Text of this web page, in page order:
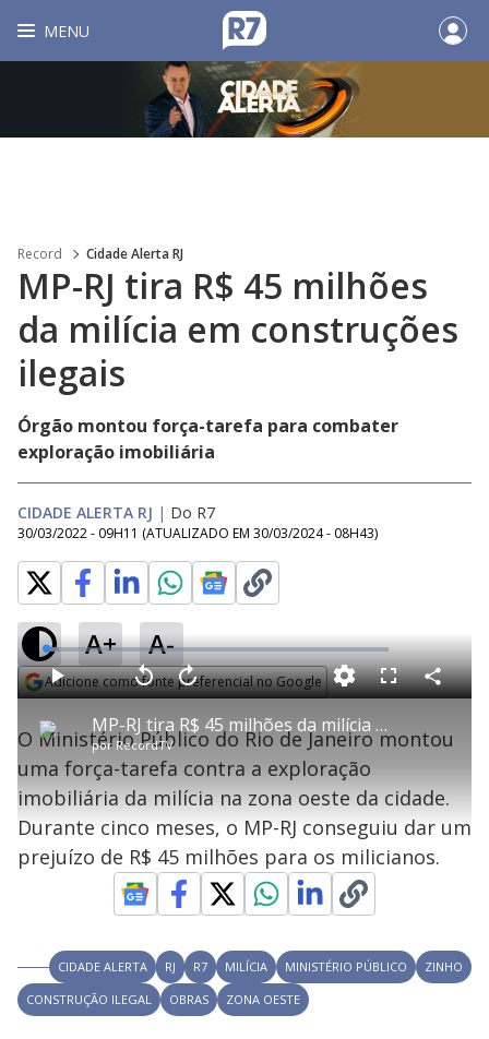
MENU
Record Cidade Alerta RJ
MP-RJ tira R$ 45 milhões
da milícia em construções
ilegais
Órgão montou força-tarefa para combater
exploração imobiliária
CIDADE ALERTA RJ | Do R7
30/03/2022 - 09H11 (ATUALIZADO EM 30/03/2024 - 08H43)
A+ A-
Adicione como fonte preferencial no Google
P
l
a
y
V
MP-RJ tira R$ 45 milhões da milícia em construções ilegais
por RecordTV
P V
t
a
r
0
e
g
n
d
o
s
A
a
n
ç
a
1
s
e
u
n
o
s
d
L
o
a
d
e
3
.
6
9
%
F
s
c
n
C
o
a
r
h
a
O Ministério Público do Rio de Janeiro montou
uma força-tarefa contra a exploração
imobiliária da milícia na zona oeste da cidade.
Durante cinco meses, o MP-RJ conseguiu dar um
prejuízo de R$ 45 milhões para os milicianos.
CIDADE ALERTA RJ R7 MILÍCIA MINISTÉRIO PÚBLICO
ZINHO
CONSTRUÇÃO ILEGAL
OBRAS ZONA OESTE